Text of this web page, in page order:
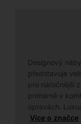
Designový
představuje
pro náročnější
primárně v
úpravách.
Více o značce